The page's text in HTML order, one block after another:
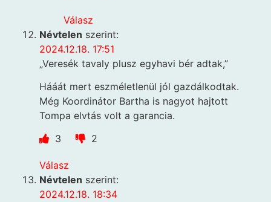
Válasz
Névtelen szerint:
2024.12.18. 17:51
„Veresék tavaly plusz egyhavi bér adtak,”
Hááát mert eszméletlenül jól gazdálkodtak.
Még Koordinátor Bartha is nagyot hajtott
Tompa elvtás volt a garancia.
3
2
Válasz
Névtelen szerint:
2024.12.18. 18:34